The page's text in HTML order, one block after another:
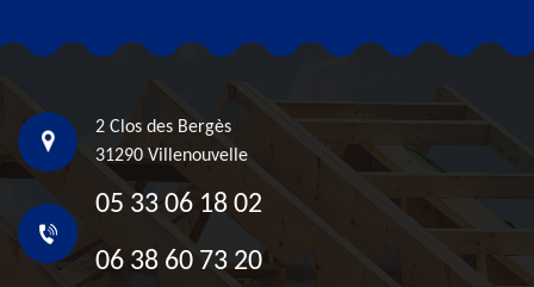
2 Clos des Bergès
31290 Villenouvelle
05 33 06 18 02
06 38 60 73 20